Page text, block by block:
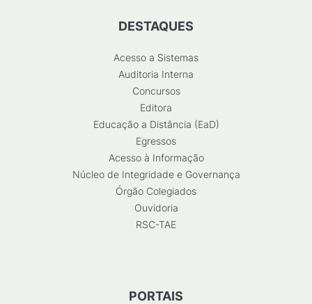
DESTAQUES
Acesso a Sistemas
Auditoria Interna
Concursos
Editora
Educação a Distância (EaD)
Egressos
Acesso à Informação
Núcleo de Integridade e Governança
Órgão Colegiados
Ouvidoria
RSC-TAE
PORTAIS